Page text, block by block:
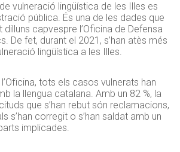
vulneració lingüística de les Illes es
pública. És una de les dades que
capvespre l’Oficina de Defensa
De fet, durant el 2021, s’han atès més
lingüística a les Illes.
tots els casos vulnerats han
la llengua catalana. Amb un 82 %, la
que s’han rebut són reclamacions,
s’han corregit o s’han saldat amb un
implicades.